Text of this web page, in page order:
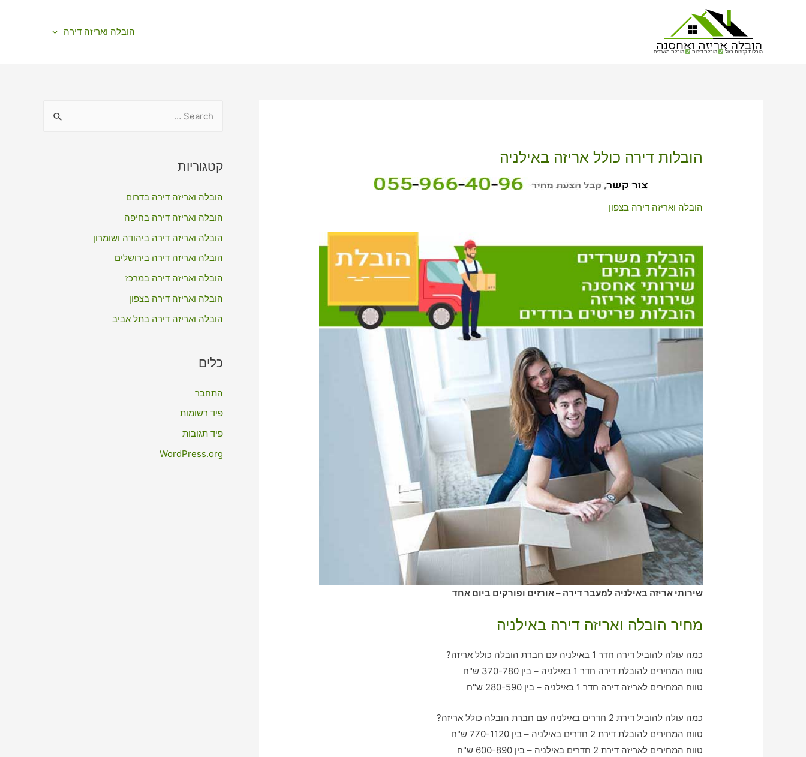
הובלות קטנות בזול הובלת דירות הובלת משרדים
הובלה ואריזה דירה
הובלות דירה כולל אריזה באילניה
הובלה ואריזה דירה בצפון
שירותי אריזה באילניה למעבר דירה – אורזים ופורקים ביום אחד
מחיר הובלה ואריזה דירה באילניה
כמה עולה להוביל דירה חדר 1 באילניה עם חברת הובלה כולל אריזה?
טווח המחירים להובלת דירה חדר 1 באילניה – בין 370-780 ש"ח
טווח המחירים לאריזה דירה חדר 1 באילניה – בין 280-590 ש"ח
כמה עולה להוביל דירת 2 חדרים באילניה עם חברת הובלה כולל אריזה?
טווח המחירים להובלת דירת 2 חדרים באילניה – בין 770-1120 ש"ח
טווח המחירים לאריזה דירת 2 חדרים באילניה – בין 600-890 ש"ח
r
h
f
o
קטגוריות
הובלה ואריזה דירה בדרום
הובלה ואריזה דירה בחיפה
הובלה ואריזה דירה ביהודה ושומרון
הובלה ואריזה דירה בירושלים
הובלה ואריזה דירה במרכז
הובלה ואריזה דירה בצפון
הובלה ואריזה דירה בתל אביב
כלים
התחבר
פיד רשומות
פיד תגובות
WordPress.org